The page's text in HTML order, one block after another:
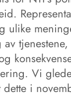
ulike
Vi
i